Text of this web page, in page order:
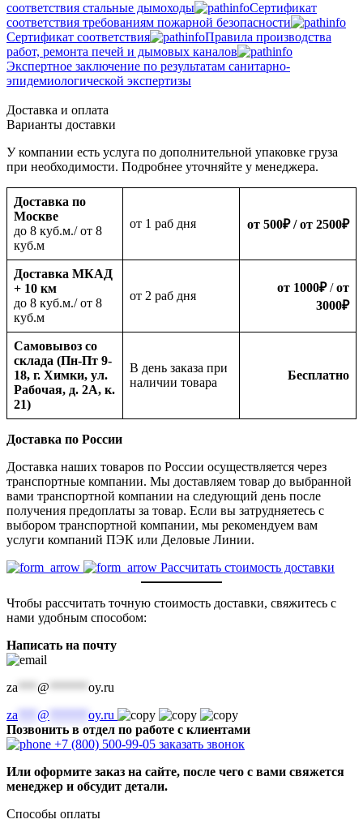
соответствия стальные дымоходы
Сертификат
соответствия требованиям пожарной безопасности
Сертификат соответствия
Правила производства
работ, ремонта печей и дымовых каналов
Экспертное заключение по результатам санитарно-
эпидемиологической экспертизы
Доставка и оплата
Варианты доставки
У компании есть услуга по дополнительной упаковке груза
при необходимости. Подробнее уточняйте у менеджера.
Доставка по
Москве
до 8 куб.м./ от 8
куб.м
oт 1 раб дня от 500₽/ от 2500₽
Доставка МКАД
+ 10 км
до 8 куб.м./ от 8
куб.м
oт 2 раб дня
от 1000₽/от
3000₽
Самовывоз со
склада (Пн-Пт 9-
18, г. Химки, ул.
Рабочая, д. 2А, к.
21)
В день заказа при
наличии товара
Бесплатно
Доставка по России
Доставка наших товаров по России осуществляется через
транспортные компании. Мы доставляем товар до выбранной
вами транспортной компании на следующий день после
получения предоплаты за товар. Если вы затрудняетесь с
выбором транспортной компании, мы рекомендуем вам
услуги компаний ПЭК или Деловые Линии.
Рассчитать стоимость доставки
Чтобы рассчитать точную стоимость доставки, свяжитесь с
нами удобным способом:
Написать на почту
za @
oy.ru
za
@
oy.ru
Позвонить в отдел по работе с клиентами
+7 (800) 500-99-05 заказать звонок
Или оформите заказ на сайте, после чего с вами свяжется
менеджер и обсудит детали.
Способы оплаты